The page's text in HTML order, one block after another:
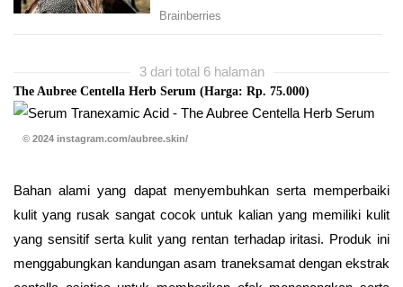
3 dari total 6 halaman
The Aubree Centella Herb Serum (Harga: Rp. 75.000)
© 2024 instagram.com/aubree.skin/
Bahan alami yang dapat menyembuhkan serta memperbaiki
kulit yang rusak sangat cocok untuk kalian yang memiliki kulit
yang sensitif serta kulit yang rentan terhadap iritasi. Produk ini
menggabungkan kandungan asam traneksamat dengan ekstrak